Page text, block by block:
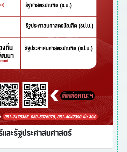
ละรัฐประศาสนศาสตร์